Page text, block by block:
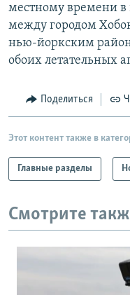
ПОДПИШИТЕСЬ НА
СОЦИАЛЬНЫЕ СЕТИ
местному времени в
между городом
нью-йоркским
обоих летательных
Поделиться
Этот контент также в
Главные разделы
Смотрите